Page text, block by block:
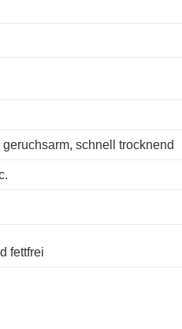
schnell trocknend
fettfrei